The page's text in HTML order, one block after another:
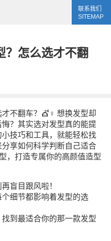
联系我们
SITEMAP
？怎么选才不翻
不翻车？💇♀️ 想换发型却
？其实选对发型真的能提
技巧和工具，就能轻松找
享如何科学判断自己适合
，打造专属你的高颜值造型
盲目跟风啦！
细节都影响着发型的选
到最适合你的那一款发型